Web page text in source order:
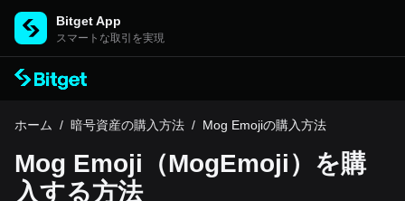
Bitget App
スマートな取引を実現
ホーム / 暗号資産の購入方法 / Mog Emojiの購入方法
Mog Emoji（MogEmoji）を購
入する方法